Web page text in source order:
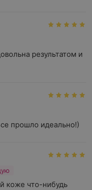
результатом и
прошло идеально!)
коже что-нибудь